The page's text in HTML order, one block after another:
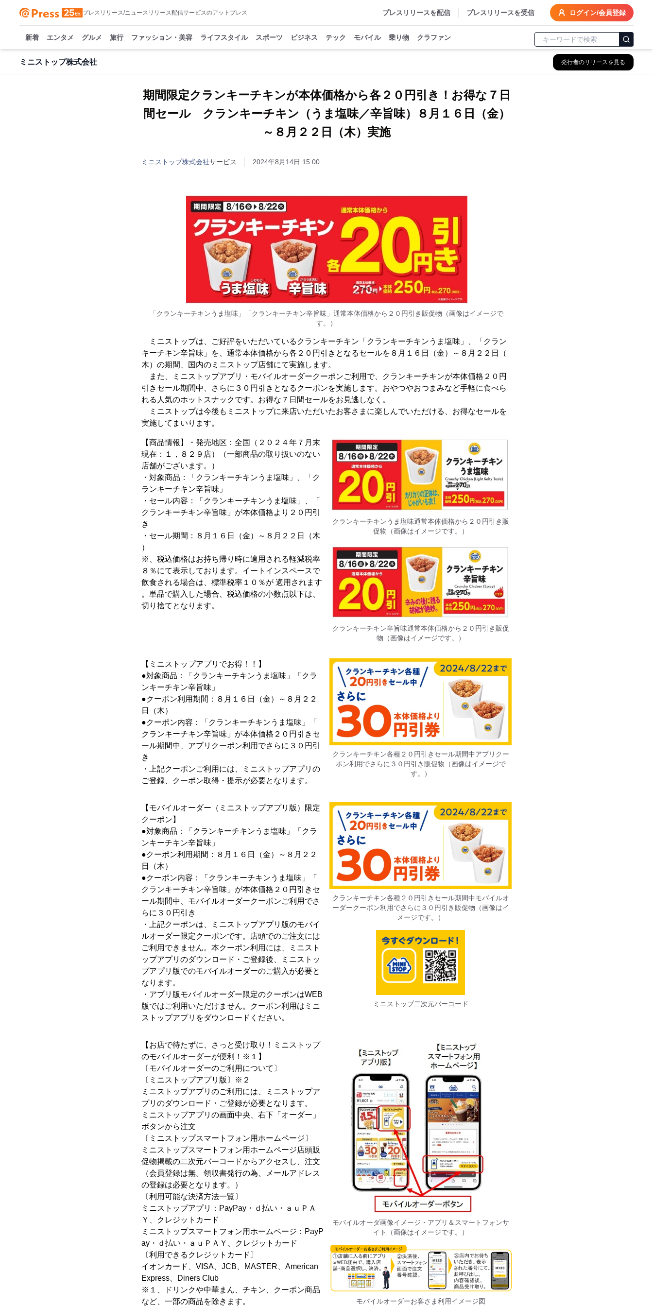
プレスリリース/ニュースリリース配信サービスのアットプレス プレスリリースを配信 プレスリリースを受信 ログイン/会員登録
新着 エンタメ グルメ 旅行 ファッション・美容 ライフスタイル スポーツ ビジネス テック モバイル 乗り物 クラファン
ミニストップ株式会社 発行者のリリースを見る
期間限定クランキーチキンが本体価格から各２０円引き！お得な７日
間セール クランキーチキン（うま塩味／辛旨味）８月１６日（金）
～８月２２日（木）実施
ミニストップ株式会社サービス 2024年8月14日 15:00
「クランキーチキンうま塩味」「クランキーチキン辛旨味」通常本体価格から２０円引き販促物（画像はイメージで
す。）
ミニストップは、ご好評をいただいているクランキーチキン「クランキーチキンうま塩味」、「クラン
キーチキン辛旨味」を、通常本体価格から各２０円引きとなるセールを８月１６日（金）～８月２２日（
木）の期間、国内のミニストップ店舗にて実施します。
また、ミニストップアプリ・モバイルオーダークーポンご利用で、クランキーチキンが本体価格２０円
引きセール期間中、さらに３０円引きとなるクーポンを実施します。おやつやおつまみなど手軽に食べら
れる人気のホットスナックです。お得な７日間セールをお見逃しなく。
ミニストップは今後もミニストップに来店いただいたお客さまに楽しんでいただける、お得なセールを
実施してまいります。
【商品情報】・発売地区：全国（２０２４年７月末
現在：１，８２９店）（一部商品の取り扱いのない
店舗がございます。）
・対象商品：「クランキーチキンうま塩味」、「ク
ランキーチキン辛旨味」
・セール内容：「クランキーチキンうま塩味」、「
クランキーチキン辛旨味」が本体価格より２０円引
き
・セール期間：８月１６日（金）～８月２２日（木
）
※、税込価格はお持ち帰り時に適用される軽減税率
８％にて表示しております。イートインスペースで
飲食される場合は、標準税率１０％が 適用されます
。単品で購入した場合、税込価格の小数点以下は、
切り捨てとなります。
クランキーチキンうま塩味通常本体価格から２０円引き販
促物（画像はイメージです。）
クランキーチキン辛旨味通常本体価格から２０円引き販促
物（画像はイメージです。）
【ミニストップアプリでお得！！】
●対象商品：「クランキーチキンうま塩味」「クラ
ンキーチキン辛旨味」
●クーポン利用期間：８月１６日（金）～８月２２
日（木）
●クーポン内容：「クランキーチキンうま塩味」「
クランキーチキン辛旨味」が本体価格２０円引きセ
ール期間中、アプリクーポン利用でさらに３０円引
き
・上記クーポンご利用には、ミニストップアプリの
ご登録、クーポン取得・提示が必要となります。
クランキーチキン各種２０円引きセール期間中アプリクー
ポン利用でさらに３０円引き販促物（画像はイメージで
す。）
【モバイルオーダー（ミニストップアプリ版）限定
クーポン】
●対象商品：「クランキーチキンうま塩味」「クラ
ンキーチキン辛旨味」
●クーポン利用期間：８月１６日（金）～８月２２
日（木）
●クーポン内容：「クランキーチキンうま塩味」「
クランキーチキン辛旨味」が本体価格２０円引きセ
ール期間中、モバイルオーダークーポンご利用でさ
らに３０円引き
・上記クーポンは、ミニストップアプリ版のモバイ
ルオーダー限定クーポンです。店頭でのご注文には
ご利用できません。本クーポン利用には、ミニスト
ップアプリのダウンロード・ご登録後、ミニストッ
プアプリ版でのモバイルオーダーのご購入が必要と
なります。
・アプリ版モバイルオーダー限定のクーポンはWEB
版ではご利用いただけません。クーポン利用はミニ
ストップアプリをダウンロードください。
クランキーチキン各種２０円引きセール期間中モバイルオ
ーダークーポン利用でさらに３０円引き販促物（画像はイ
メージです。）
ミニストップ二次元バーコード
【お店で待たずに、さっと受け取り！ミニストップ
のモバイルオーダーが便利！※１】
〔モバイルオーダーのご利用について〕
〔ミニストップアプリ版〕※２
ミニストップアプリのご利用には、ミニストップア
プリのダウンロード・ご登録が必要となります。
ミニストップアプリの画面中央、右下「オーダー」
ボタンから注文
〔ミニストップスマートフォン用ホームページ〕
ミニストップスマートフォン用ホームページ店頭販
促物掲載の二次元バーコードからアクセスし、注文
（会員登録は無。領収書発行の為、メールアドレス
の登録は必要となります。）
〔利用可能な決済方法一覧〕
ミニストップアプリ：PayPay・ｄ払い・ａｕＰＡ
Ｙ、クレジットカード
ミニストップスマートフォン用ホームページ：PayP
ay・ｄ払い・ａｕＰＡＹ、クレジットカード
〔利用できるクレジットカード〕
イオンカード、VISA、JCB、MASTER、American
Express、Diners Club
※１、ドリンクや中華まん、チキン、クーポン商品
など、一部の商品を除きます。
モバイルオーダ画像イメージ・アプリ＆スマートフォンサ
イト（画像はイメージです。）
モバイルオーダーお客さま利用イメージ図